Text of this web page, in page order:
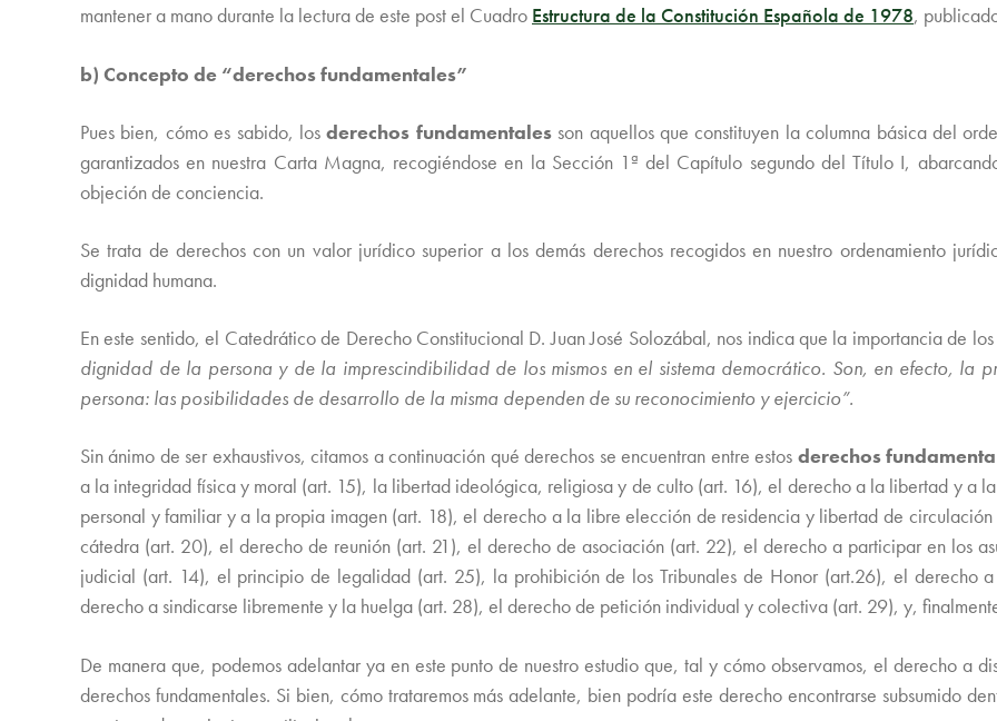
mantener a mano durante la lectura de este post el Cuadro Estructura de la Constitución Española de 1978,
b) Concepto de “derechos fundamentales”
Pues bien, cómo es sabido, losderechos fundamentalesson aquellos que constituyen la columna básica del
garantizados en nuestra Carta Magna, recogiéndose en la Sección 1ª del Capítulo segundo del Título I,
objeción de conciencia.
Se trata de derechos con un valor jurídico superior a los demás derechos recogidos en nuestro ordenamiento
dignidad humana.
En este sentido, el Catedrático de Derecho Constitucional D. Juan José Solozábal, nos indica que la importancia de
dignidad de la persona y de la imprescindibilidad de los mismos en el sistema democrático. Son, en efecto,
persona: las posibilidades de desarrollo de la misma dependen de su reconocimiento y ejercicio”.
Sin ánimo de ser exhaustivos, citamos a continuación qué derechos se encuentran entre estos derechos
a la integridad física y moral (art. 15), la libertad ideológica, religiosa y de culto (art. 16), el derecho a la libertad y a
personal y familiar y a la propia imagen (art. 18), el derecho a la libre elección de residencia y libertad de
cátedra (art. 20), el derecho de reunión (art. 21), el derecho de asociación (art. 22), el derecho a participar en los
judicial (art. 14), el principio de legalidad (art. 25), la prohibición de los Tribunales de Honor (art.26), el derecho
derecho a sindicarse libremente y la huelga (art. 28), el derecho de petición individual y colectiva (art. 29), y,
De manera que, podemos adelantar ya en este punto de nuestro estudio que, tal y cómo observamos, el derecho a
derechos fundamentales. Si bien, cómo trataremos más adelante, bien podría este derecho encontrarse subsumido